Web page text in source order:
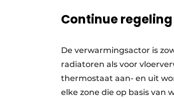
Continue regeling
De verwarmingsactor is
radia­toren als voor
thermos­taat aan- en uit
elke zone die op basis van